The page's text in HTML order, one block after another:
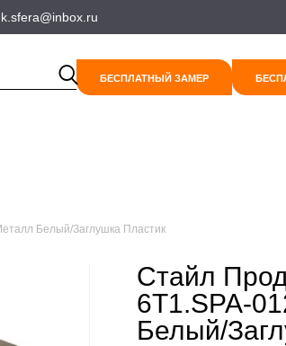
БЕСПЛАТНЫЙ ЗАМЕР
Белый/Заглушка Пластик
Стайл
6T1.SPA-
Белый/